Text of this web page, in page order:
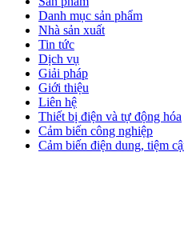
Danh mục sản phẩm
Nhà sản xuất
Tin tức
Dịch vụ
Giải pháp
Giới thiệu
Liên hệ
Thiết bị điện và tự động hóa
Cảm biến công nghiệp
Cảm biến điện dung, tiệm